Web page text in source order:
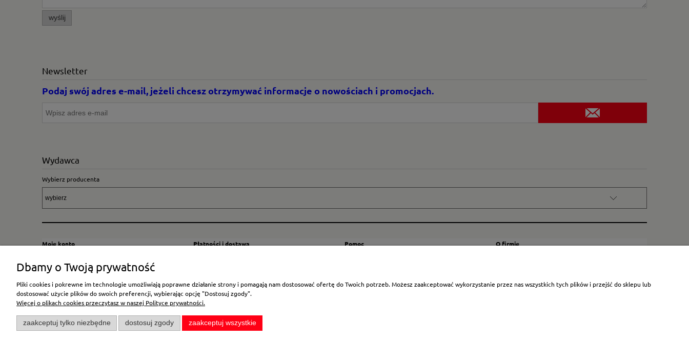
wyślij
Newsletter
Podaj swój adres e-mail, jeżeli chcesz otrzymywać informacje o nowościach i promocjach.
Wydawca
Wybierz producenta
Moje konto
Twoje zamówienia
Ustawienia konta
Przechowalnia
Płatności i dostawa
Płatność
Pomoc
Polityka cookies
O firmie
Blog
Dbamy o Twoją prywatność
Pliki cookies i pokrewne im technologie umożliwiają poprawne działanie strony i pomagają nam dostosować ofertę do Twoich potrzeb. Możesz zaakceptować wykorzystanie przez nas wszystkich tych plików i przejść do sklepu lub
dostosować użycie plików do swoich preferencji, wybierając opcję "Dostosuj zgody".
Więcej o plikach cookies przeczytasz w naszej Polityce prywatności.
zaakceptuj tylko niezbędne dostosuj zgody zaakceptuj wszystkie